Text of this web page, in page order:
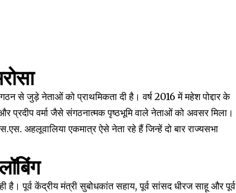
से जुड़े नेताओं को प्राथमिकता दी है। वर्ष 2016 में महेश पोद्दार के
प्रदीप वर्मा जैसे संगठनात्मक पृष्ठभूमि वाले नेताओं को अवसर मिला।
अहलूवालिया एकमात्र ऐसे नेता रहे हैं जिन्हें दो बार राज्यसभा
पूर्व केंद्रीय मंत्री सुबोधकांत सहाय, पूर्व सांसद धीरज साहू और पूर्व